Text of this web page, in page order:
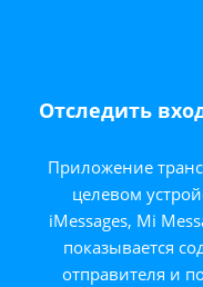
Отследить
Приложение
целевом
iMessages, Mi
показывается
отправителя и